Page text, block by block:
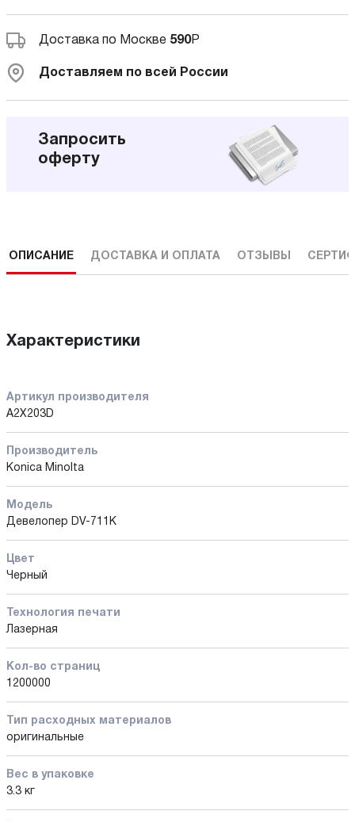
Доставка по Москве 590Р
Доставляем по всей России
Запросить
оферту
ОПИСАНИЕ ДОСТАВКА И ОПЛАТА ОТЗЫВЫ
Характеристики
Артикул производителя
A2X203D
Производитель
Konica Minolta
Модель
Девелопер DV-711K
Цвет
Черный
Технология печати
Лазерная
Кол-во страниц
1200000
Тип расходных материалов
оригинальные
Вес в упаковке
3.3 кг